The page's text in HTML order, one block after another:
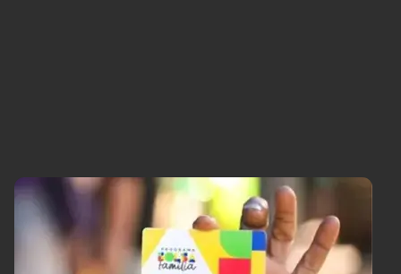
Agronegócios
Brasil
Brasil Mineral
Comportamento
Cultura
Economia
Educação
Meio Ambiente
Podcast
Política
Saúde